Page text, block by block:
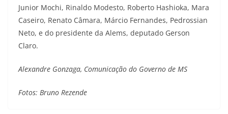
Junior Mochi, Rinaldo Modesto, Roberto Hashioka, Mara
Caseiro, Renato Câmara, Márcio Fernandes, Pedrossian
Neto, e do presidente da Alems, deputado Gerson
Claro.
Alexandre Gonzaga, Comunicação do Governo de MS
Fotos: Bruno Rezende